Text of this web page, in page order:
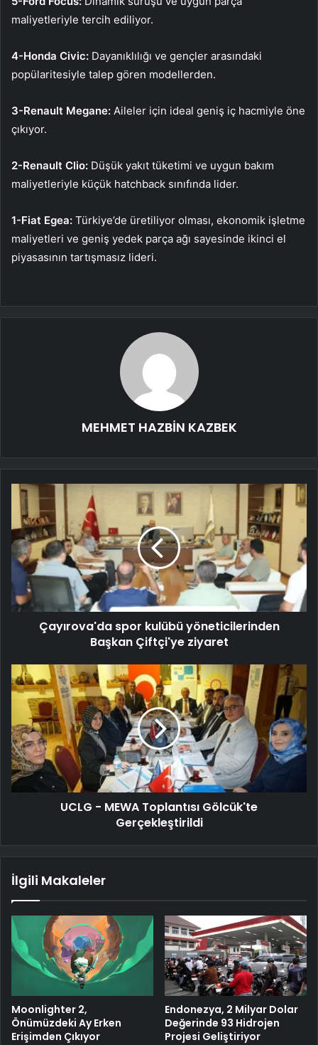
maliyetleriyle tercih ediliyor.
4-Honda Civic: Dayanıklılığı ve gençler arasındaki
popülaritesiyle talep gören modellerden.
3-Renault Megane: Aileler için ideal geniş iç hacmiyle öne
çıkıyor.
2-Renault Clio: Düşük yakıt tüketimi ve uygun bakım
maliyetleriyle küçük hatchback sınıfında lider.
1-Fiat Egea: Türkiye’de üretiliyor olması, ekonomik işletme
maliyetleri ve geniş yedek parça ağı sayesinde ikinci el
piyasasının tartışmasız lideri.
MEHMET HAZBİN KAZBEK
Çayırova'da spor kulübü yöneticilerinden
Başkan Çiftçi'ye ziyaret
UCLG - MEWA Toplantısı Gölcük'te
Gerçekleştirildi
İlgili Makaleler
Moonlighter 2,
Önümüzdeki Ay Erken
Erişimden Çıkıyor
Endonezya, 2 Milyar Dolar
Değerinde 93 Hidrojen
Projesi Geliştiriyor